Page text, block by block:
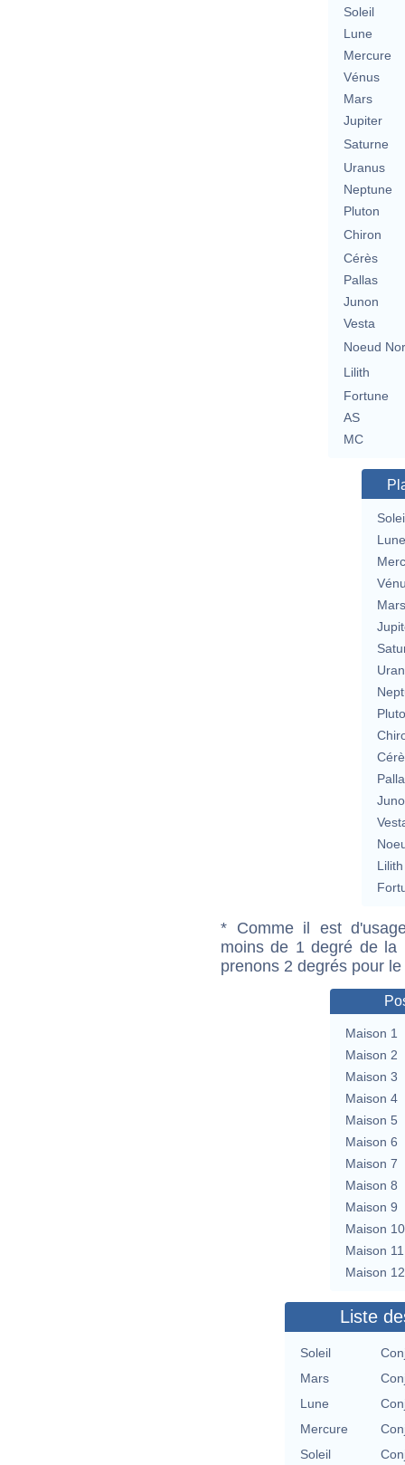
Soleil
Lune
Mercure
Vénus
Mars
Jupiter
Saturne
Uranus
Neptune
Pluton
Chiron
Cérès
Pallas
Junon
Vesta
Noeud
Lilith
Fortune
AS
MC
Lune
Mars
Lilith
* Comme il est
moins de 1 degré de la
prenons 2 degrés pour
Maison 1
Maison 2
Maison 3
Maison 4
Maison 5
Maison 6
Maison 7
Maison 8
Maison 9
Maison 10
Maison 11
Maison 12
Liste
Soleil
Mars
Lune
Mercure
Soleil